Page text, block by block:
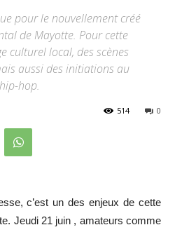
pour le nouvellement créé
de Mayotte. Pour cette
culturel local, des scènes
aussi des initiations au
hop.
0
514
c’est un des enjeux de cette
Jeudi 21 juin , amateurs comme